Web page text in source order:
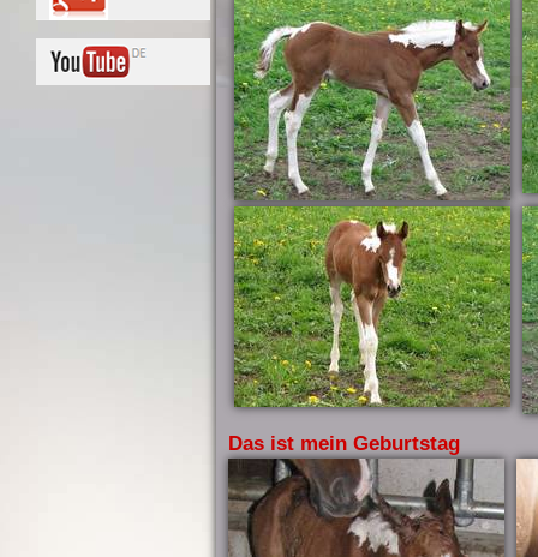
Das ist mein Geburtstag